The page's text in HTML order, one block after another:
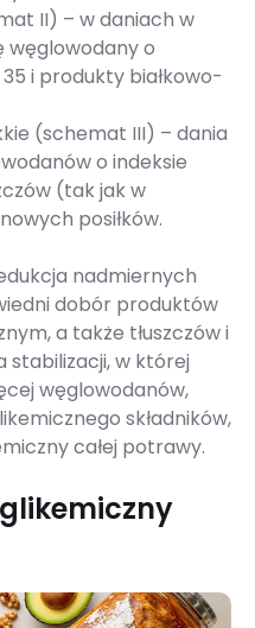
II) – w daniach w
węglowodany o
i produkty białkowo-
(schemat III) – dania
o indeksie
(tak jak w
posiłków.
nadmiernych
dobór produktów
a także tłuszczów i
stabilizacji, w której
węglowodanów,
składników,
całej potrawy.